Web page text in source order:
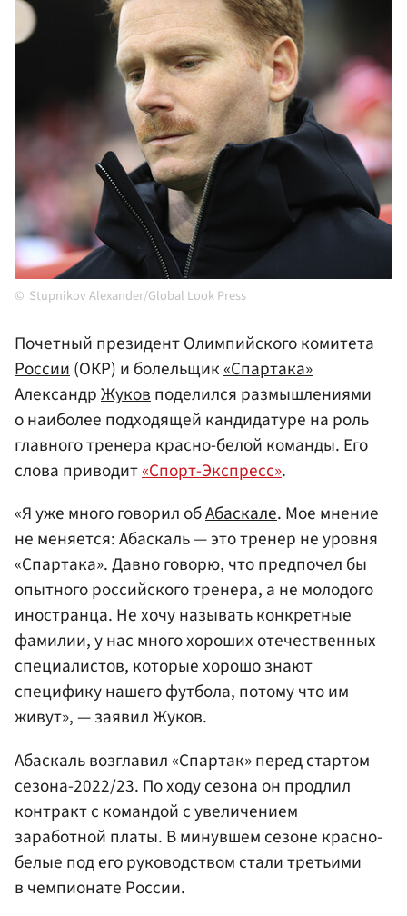
Stupnikov Alexander/Global Look Press
Почетный президент Олимпийского комитета
России(ОКР) и болельщик«Спартака»
АлександрЖуковподелился размышлениями
о наиболее подходящей кандидатуре на роль
главного тренера красно-белой команды. Его
слова приводит«Спорт-Экспресс».
«Я уже много говорил обАбаскале. Мое мнение
не меняется: Абаскаль — это тренер не уровня
«Спартака». Давно говорю, что предпочел бы
опытного российского тренера, а не молодого
иностранца. Не хочу называть конкретные
фамилии, у нас много хороших отечественных
специалистов, которые хорошо знают
специфику нашего футбола, потому что им
живут», — заявил Жуков.
Абаскаль возглавил «Спартак» перед стартом
сезона-2022/23. По ходу сезона он продлил
контракт с командой с увеличением
заработной платы. В минувшем сезоне красно-
белые под его руководством стали третьими
в чемпионате России.